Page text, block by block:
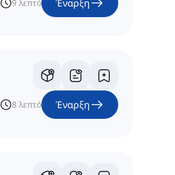
9 λεπτό Έναρξη
8 λεπτό Έναρξη